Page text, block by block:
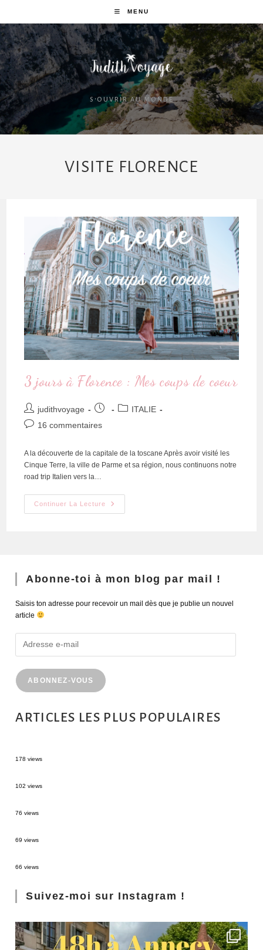
MENU
S'OUVRIR AU MONDE
VISITE FLORENCE
3 jours à Florence : Mes coups de coeur
judithvoyage
ITALIE
16 commentaires
A la découverte de la capitale de la toscane Après avoir visité les
Cinque Terre, la ville de Parme et sa région, nous continuons notre
road trip Italien vers la…
Continuer La Lecture
Abonne-toi à mon blog par mail !
Saisis ton adresse pour recevoir un mail dès que je publie un nouvel
article
ABONNEZ-VOUS
ARTICLES LES PLUS POPULAIRES
178 views
102 views
76 views
69 views
66 views
Suivez-moi sur Instagram !